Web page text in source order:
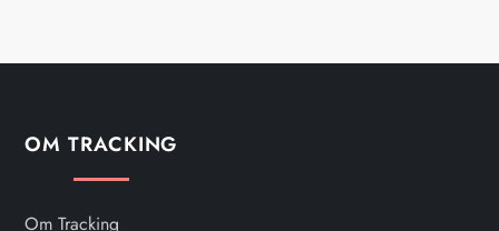
i
o
OM TRACKING
Om Tracking